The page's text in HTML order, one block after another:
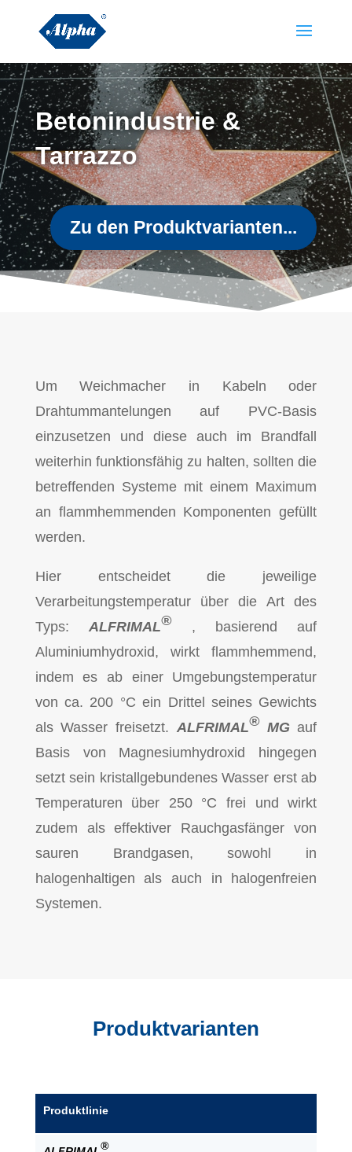
Betonindustrie &
Tarrazzo
Zu den Produktvarianten...
Um Weichmacher in Kabeln oder
Drahtummantelungen auf PVC-Basis
einzusetzen und diese auch im Brandfall
weiterhin funktionsfähig zu halten, sollten die
betreffenden Systeme mit einem Maximum
an flammhemmenden Komponenten gefüllt
werden.
Hier entscheidet die jeweilige
Verarbeitungstemperatur über die Art des
Typs:ALFRIMAL®
, basierend auf
Aluminiumhydroxid, wirkt flammhemmend,
indem es ab einer Umgebungstemperatur
von ca. 200 °C ein Drittel seines Gewichts
als Wasser freisetzt. ALFRIMAL® MGauf
Basis von Magnesiumhydroxid hingegen
setzt sein kristallgebundenes Wasser erst ab
Temperaturen über 250 °C frei und wirkt
zudem als effektiver Rauchgasfänger von
sauren Brandgasen, sowohl in
halogenhaltigen als auch in halogenfreien
Systemen.
Produktvarianten
Produktlinie
®